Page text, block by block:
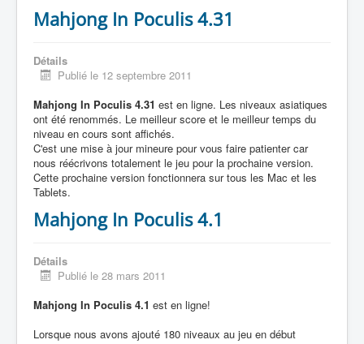
Mahjong In Poculis 4.31
Détails
Publié le 12 septembre 2011
Mahjong In Poculis 4.31 est en ligne. Les niveaux asiatiques
ont été renommés. Le meilleur score et le meilleur temps du
niveau en cours sont affichés.
C'est une mise à jour mineure pour vous faire patienter car
nous réécrivons totalement le jeu pour la prochaine version.
Cette prochaine version fonctionnera sur tous les Mac et les
Tablets.
Mahjong In Poculis 4.1
Détails
Publié le 28 mars 2011
Mahjong In Poculis 4.1 est en ligne!
Lorsque nous avons ajouté 180 niveaux au jeu en début